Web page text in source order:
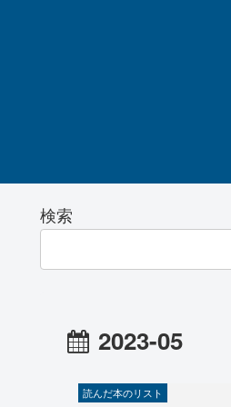
検索
2023-05
読んだ本のリスト